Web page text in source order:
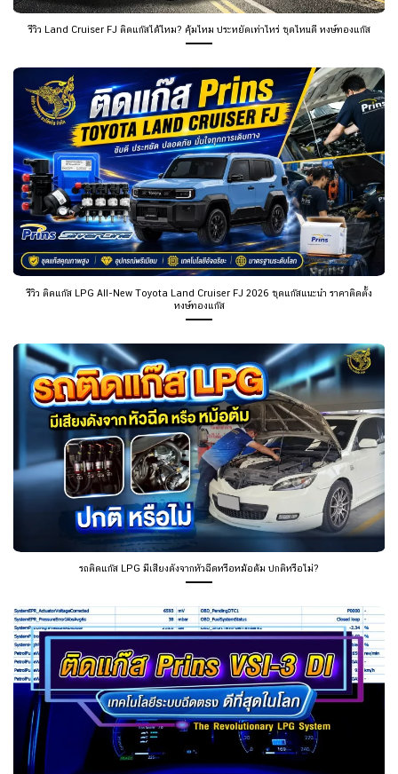
รีวิว Land Cruiser FJ ติดแก๊สได้ไหม? คุ้มไหม ประหยัดเท่าไหร่ ชุดไหนดี หงษ์ทองแก๊ส
รีวิว ติดแก๊ส LPG All-New Toyota Land Cruiser FJ 2026 ชุดแก๊สแนะนำ ราคาติดตั้ง
หงษ์ทองแก๊ส
รถติดแก๊ส LPG มีเสียงดังจากหัวฉีดหรือหม้อต้ม ปกติหรือไม่?